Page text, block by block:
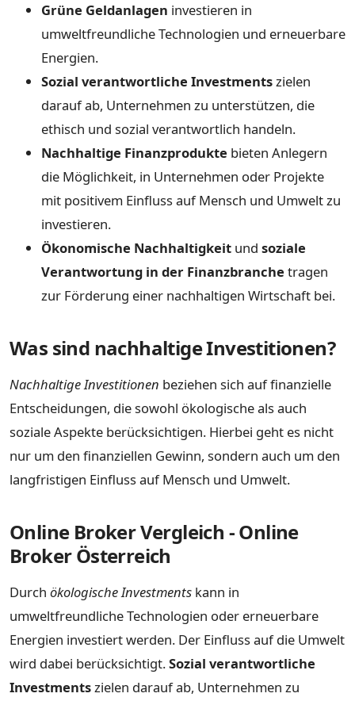
Grüne Geldanlagen investieren in
umweltfreundliche Technologien und erneuerbare
Energien.
Sozial verantwortliche Investmentszielen
darauf ab, Unternehmen zu unterstützen, die
ethisch und sozial verantwortlich handeln.
Nachhaltige Finanzprodukte bieten Anlegern
die Möglichkeit, in Unternehmen oder Projekte
mit positivem Einfluss auf Mensch und Umwelt zu
investieren.
Ökonomische Nachhaltigkeit und soziale
Verantwortung in der Finanzbranche tragen
zur Förderung einer nachhaltigen Wirtschaft bei.
Was sind nachhaltige Investitionen?
Nachhaltige Investitionen beziehen sich auf finanzielle
Entscheidungen, die sowohl ökologische als auch
soziale Aspekte berücksichtigen. Hierbei geht es nicht
nur um den finanziellen Gewinn, sondern auch um den
langfristigen Einfluss auf Mensch und Umwelt.
Online Broker Vergleich - Online
Broker Österreich
Durch ökologische Investments kann in
umweltfreundliche Technologien oder erneuerbare
Energien investiert werden. Der Einfluss auf die Umwelt
wird dabei berücksichtigt.Sozial verantwortliche
Investmentszielen darauf ab, Unternehmen zu